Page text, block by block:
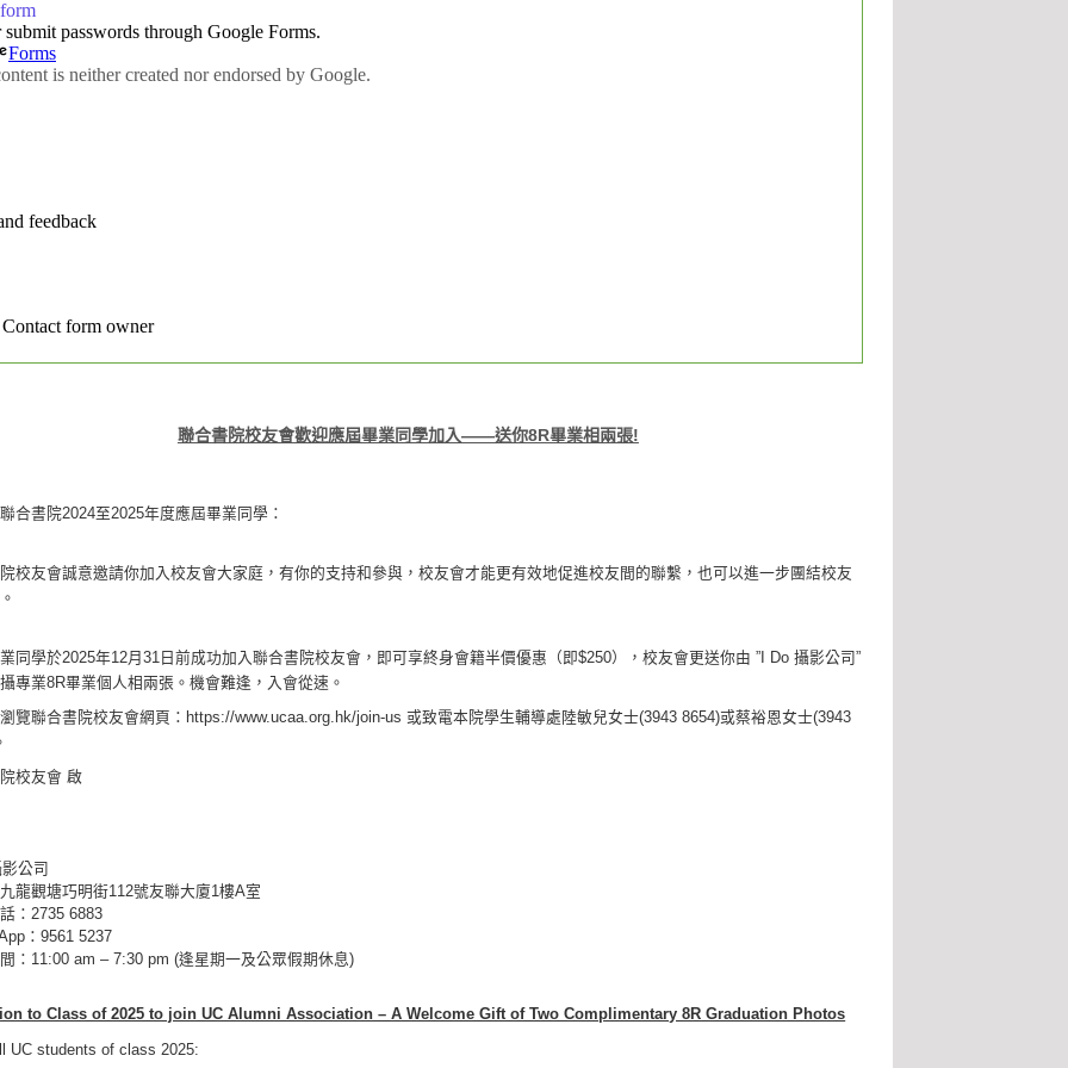
聯合書院校友會歡迎應屆畢業同學加入——送你8R畢業相兩張!
合書院2024至2025年度應屆畢業同學：
校友會誠意邀請你加入校友會大家庭，有你的支持和參與，校友會才能更有效地促進校友間的聯繫，也可以進一步團結校友
同學於2025年12月31日前成功加入聯合書院校友會，即可享終身會籍半價優惠（即$250），校友會更送你由 ”I Do 攝影公司”
專業8R畢業個人相兩張。機會難逢，入會從速。
覽聯合書院校友會網頁：https://www.ucaa.org.hk/join-us 或致電本院學生輔導處陸敏兒女士(3943 8654)或蔡裕恩女士(3943
校友會 啟
公司
龍觀塘巧明街112號友聯大廈1樓A室
：2735 6883
：9561 5237
：11:00 am – 7:30 pm (逢星期一及公眾假期休息)
to Class of 2025 to join UC Alumni Association – A Welcome Gift of Two Complimentary 8R Graduation Photos
UC students of class 2025: